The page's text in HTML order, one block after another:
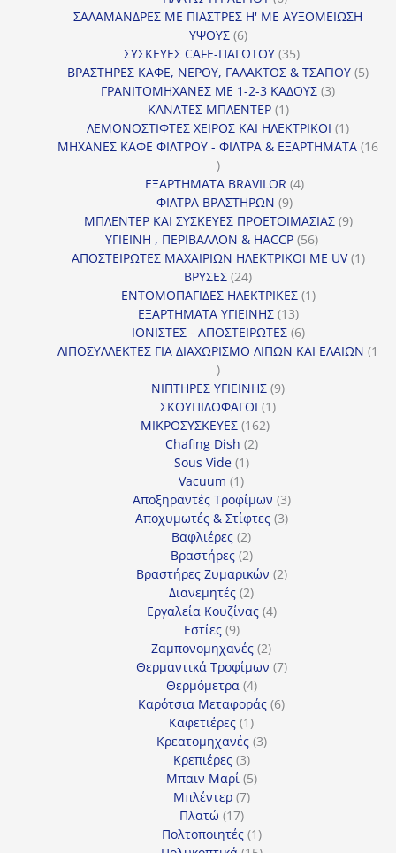
προϊόντα
ΣΑΛΑΜΑΝΔΡΕΣ ΜΕ ΠΙΑΣΤΡΕΣ Η' ΜΕ ΑΥΞΟΜΕΙΩΣΗ
ΥΨΟΥΣ 66
προϊόντα
ΣΥΣΚΕΥΕΣ CAFE-ΠΑΓΩΤΟΥ 3535
προϊόντα
ΒΡΑΣΤΗΡΕΣ ΚΑΦΕ, ΝΕΡΟΥ, ΓΑΛΑΚΤΟΣ & ΤΣΑΓΙΟΥ 55
ΓΡΑΝΙΤΟΜΗΧΑΝΕΣ ΜΕ 1-2-3 ΚΑΔΟΥΣ 33
ΚΑΝΑΤΕΣ ΜΠΛΕΝΤΕΡ 11
προϊόν
ΛΕΜΟΝΟΣΤΙΦΤΕΣ ΧΕΙΡΟΣ ΚΑΙ ΗΛΕΚΤΡΙΚΟΙ 11
προϊόν
ΜΗΧΑΝΕΣ ΚΑΦΕ ΦΙΛΤΡΟΥ - ΦΙΛΤΡΑ & ΕΞΑΡΤΗΜΑΤΑ 16
16
προϊόντα
ΕΞΑΡΤΗΜΑΤΑ BRAVILOR 44
ΦΙΛΤΡΑ ΒΡΑΣΤΗΡΩΝ 99
προϊόντα
ΜΠΛΕΝΤΕΡ ΚΑΙ ΣΥΣΚΕΥΕΣ ΠΡΟΕΤΟΙΜΑΣΙΑΣ 99
ΥΓΙΕΙΝΗ , ΠΕΡΙΒΑΛΛΟΝ & HACCP 5656
προϊόντα
ΑΠΟΣΤΕΙΡΩΤΕΣ ΜΑΧΑΙΡΙΩΝ ΗΛΕΚΤΡΙΚΟΙ ΜΕ UV 11
ΒΡΥΣΕΣ 2424
προϊόντα
ΕΝΤΟΜΟΠΑΓΙΔΕΣ ΗΛΕΚΤΡΙΚΕΣ 11
ΕΞΑΡΤΗΜΑΤΑ ΥΓΙΕΙΝΗΣ 1313
προϊόντα
ΙΟΝΙΣΤΕΣ - ΑΠΟΣΤΕΙΡΩΤΕΣ 66
προϊόντα
ΛΙΠΟΣΥΛΛΕΚΤΕΣ ΓΙΑ ΔΙΑΧΩΡΙΣΜΟ ΛΙΠΩΝ ΚΑΙ ΕΛΑΙΩΝ 1
1
προϊόν
ΝΙΠΤΗΡΕΣ ΥΓΙΕΙΝΗΣ 99
ΣΚΟΥΠΙΔΟΦΑΓΟΙ 11
ΜΙΚΡΟΣΥΣΚΕΥΕΣ 162162
Chafing Dish 22
Sous Vide 11
Vacuum 11
προϊόν
Αποξηραντές Τροφίμων 33
προϊόντα
Αποχυμωτές & Στίφτες 33
Βαφλιέρες 22
προϊόντα
Βραστήρες 22
προϊόντα
Βραστήρες Ζυμαρικών 22
Διανεμητές 22
προϊόντα
Εργαλεία Κουζίνας 44
Εστίες 99
προϊόντα
Ζαμπονομηχανές 22
προϊόντα
Θερμαντικά Τροφίμων 77
Θερμόμετρα 44
προϊόντα
Καρότσια Μεταφοράς 66
Καφετιέρες 11
προϊόν
Κρεατομηχανές 33
Κρεπιέρες 33
προϊόντα
Μπαιν Μαρί 55
Μπλέντερ 77
Πλατώ 1717
προϊόντα
Πολτοποιητές 11